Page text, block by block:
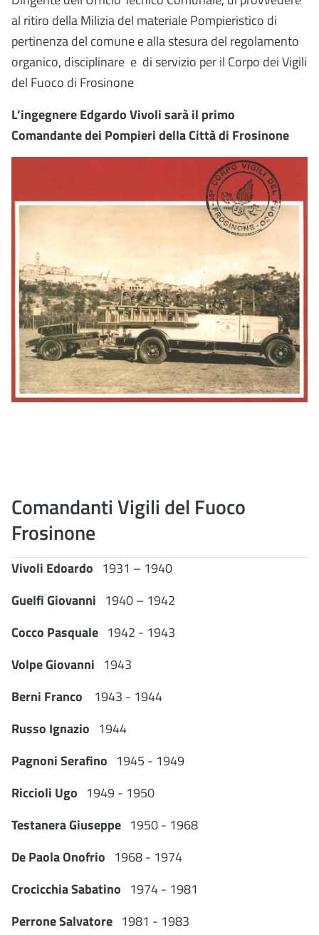
al ritiro della Milizia del materiale Pompieristico di
pertinenza del comune e alla stesura del regolamento
organico, disciplinare e di servizio per il Corpo dei Vigili
del Fuoco di Frosinone
L’ingegnere Edgardo Vivoli sarà il primo
Comandante dei Pompieri della Città di Frosinone
Comandanti Vigili del Fuoco
Frosinone
Vivoli Edoardo 1931 – 1940
GuelfiGiovanni 1940 – 1942
Cocco Pasquale 1942 - 1943
VolpeGiovanni 1943
Berni Franco 1943 - 1944
Russo Ignazio 1944
PagnoniSerafino 1945 - 1949
Riccioli Ugo 1949 - 1950
TestaneraGiuseppe 1950 - 1968
De PaolaOnofrio 1968 - 1974
CrocicchiaSabatino 1974 - 1981
PerroneSalvatore 1981 - 1983